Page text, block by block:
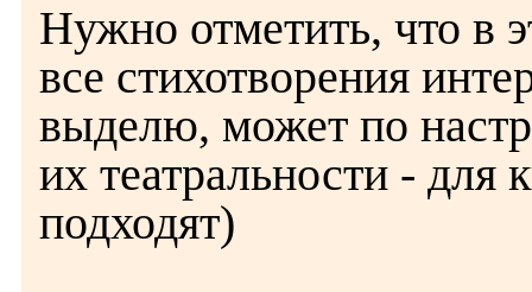
Нужно отметить, что в
все стихотворения
выделю, может по
их театральности - для
подходят)